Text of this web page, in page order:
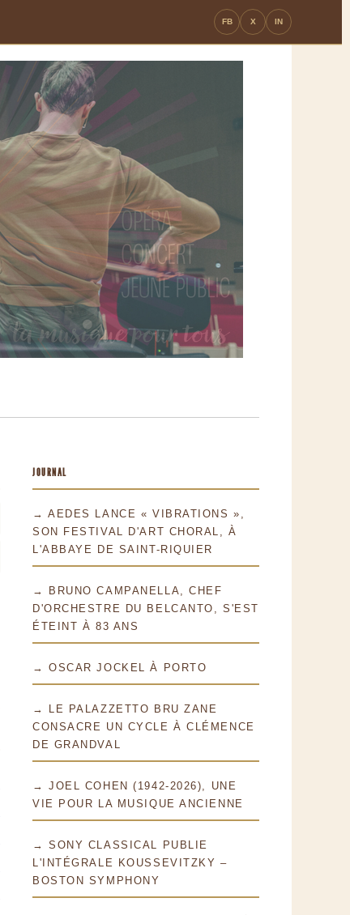
FB X IN
JOURNAL
→ AEDES LANCE « VIBRATIONS »,
SON FESTIVAL D'ART CHORAL, À
L'ABBAYE DE SAINT-RIQUIER
→ BRUNO CAMPANELLA, CHEF
D'ORCHESTRE DU BELCANTO, S'EST
ÉTEINT À 83 ANS
→ OSCAR JOCKEL À PORTO
→ LE PALAZZETTO BRU ZANE
CONSACRE UN CYCLE À CLÉMENCE
DE GRANDVAL
→ JOEL COHEN (1942-2026), UNE
VIE POUR LA MUSIQUE ANCIENNE
→ SONY CLASSICAL PUBLIE
L'INTÉGRALE KOUSSEVITZKY –
BOSTON SYMPHONY